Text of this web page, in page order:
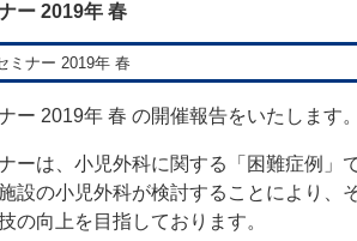
ー 2019年 春
ミナー 2019年 春
ー 2019年 春 の開催報告をいたします。
ーは、小児外科に関する「困難症例」
設の小児外科が検討することにより、
の向上を目指しております。